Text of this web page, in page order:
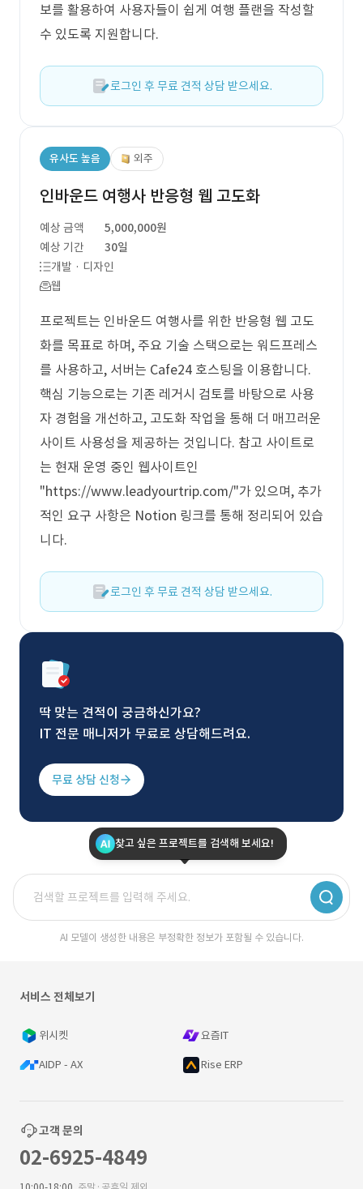
보를 활용하여 사용자들이 쉽게 여행 플랜을 작성할
수 있도록 지원합니다.
로그인 후 무료 견적 상담 받으세요.
유사도 높음 외주
인바운드 여행사 반응형 웹 고도화
예상 금액
5,000,000원
예상 기간
30일
개발 · 디자인
웹
프로젝트는 인바운드 여행사를 위한 반응형 웹 고도
화를 목표로 하며, 주요 기술 스택으로는 워드프레스
를 사용하고, 서버는 Cafe24 호스팅을 이용합니다.
핵심 기능으로는 기존 레거시 검토를 바탕으로 사용
자 경험을 개선하고, 고도화 작업을 통해 더 매끄러운
사이트 사용성을 제공하는 것입니다. 참고 사이트로
는 현재 운영 중인 웹사이트인
"https://www.leadyourtrip.com/"가 있으며, 추가
적인 요구 사항은 Notion 링크를 통해 정리되어 있습
니다.
로그인 후 무료 견적 상담 받으세요.
딱 맞는 견적이 궁금하신가요?
IT 전문 매니저가 무료로 상담해드려요.
무료 상담 신청
찾고 싶은 프로젝트를 검색해 보세요!
AI 모델이 생성한 내용은 부정확한 정보가 포함될 수 있습니다.
서비스 전체보기
위시켓 요즘IT
AIDP - AX Rise ERP
고객 문의
02-6925-4849